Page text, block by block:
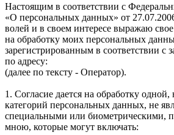
Настоящим в соответствии с
«О персональных данных» от
волей и в своем интересе выражаю свое
на обработку моих персональных
зарегистрированным в соответствии с
по адресу:
(далее по тексту - Оператор).
1. Согласие дается на обработку
категорий персональных данных, не
специальными или биометрическими,
мною, которые могут включать: